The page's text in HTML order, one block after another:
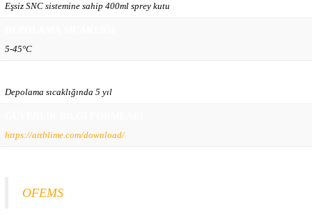
Eşsiz SNC sistemine sahip 400ml sprey kutu
5-45°C
Depolama sıcaklığında 5 yıl
https://attblime.com/download/
OFEMS